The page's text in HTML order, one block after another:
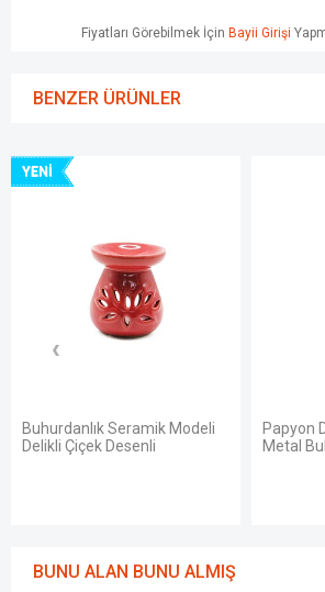
Fiyatları Görebilmek İçin Bayii Girişi
BENZER ÜRÜNLER
YENI
Buhurdanlık Seramik Modeli
Delikli Çiçek Desenli
Papyon
Metal
BUNU ALAN BUNU ALMIŞ